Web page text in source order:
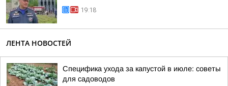
19:18
ЛЕНТА НОВОСТЕЙ
Специфика ухода за капустой в июле: советы
для садоводов